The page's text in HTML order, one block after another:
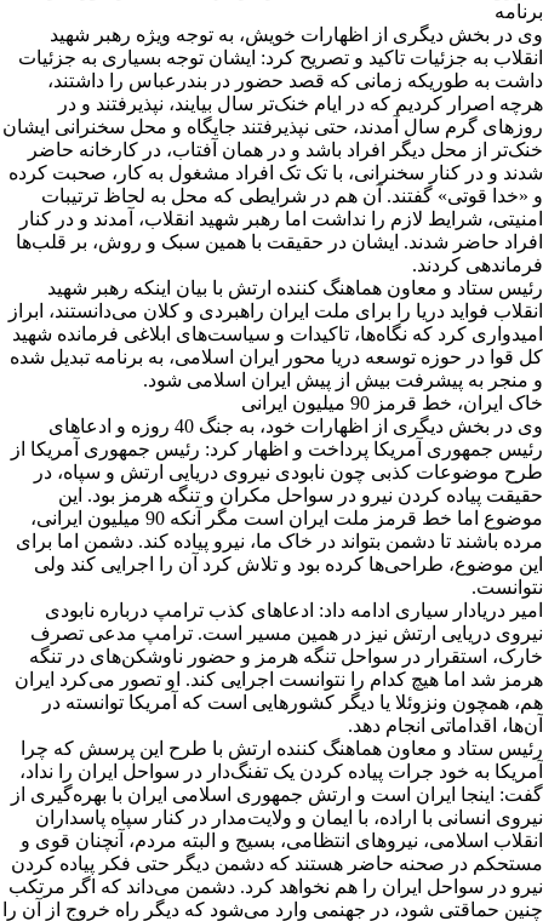
برنامه
وی در بخش دیگری از اظهارات خویش، به توجه ویژه رهبر شهید
انقلاب به جزئیات تاکید و تصریح کرد: ایشان توجه بسیاری به جزئیات
داشت به طوریکه زمانی که قصد حضور در بندرعباس را داشتند،
هرچه اصرار کردیم که در ایام خنک‌تر سال بیایند، نپذیرفتند و در
روزهای گرم سال آمدند، حتی نپذیرفتند جایگاه و محل سخنرانی ایشان
خنک‌تر از محل دیگر افراد باشد و در همان آفتاب، در کارخانه حاضر
شدند و در کنار سخنرانی، با تک تک افراد مشغول به کار، صحبت کرده
و «خدا قوتی» گفتند. آن هم در شرایطی که محل به لحاظ ترتیبات
امنیتی، شرایط لازم را نداشت اما رهبر شهید انقلاب، آمدند و در کنار
افراد حاضر شدند. ایشان در حقیقت با همین سبک و روش، بر قلب‌ها
فرماندهی کردند.
رئیس ستاد و معاون هماهنگ کننده ارتش با بیان اینکه رهبر شهید
انقلاب فواید دریا را برای ملت ایران راهبردی و کلان می‌دانستند، ابراز
امیدواری کرد که نگاه‌ها، تاکیدات و سیاست‌های ابلاغی فرمانده شهید
کل قوا در حوزه توسعه دریا محور ایران اسلامی، به برنامه تبدیل شده
و منجر به پیشرفت بیش از پیش ایران اسلامی شود.
خاک ایران، خط قرمز 90 میلیون ایرانی
وی در بخش دیگری از اظهارات خود، به جنگ 40 روزه و ادعاهای
رئیس جمهوری آمریکا پرداخت و اظهار کرد: رئیس جمهوری آمریکا از
طرح موضوعات کذبی چون نابودی نیروی دریایی ارتش و سپاه، در
حقیقت پیاده کردن نیرو در سواحل مکران و تنگه هرمز بود. این
موضوع اما خط قرمز ملت ایران است مگر آنکه 90 میلیون ایرانی،
مرده باشند تا دشمن بتواند در خاک ما، نیرو پیاده کند. دشمن اما برای
این موضوع، طراحی‌ها کرده بود و تلاش کرد آن را اجرایی کند ولی
نتوانست.
امیر دریادار سیاری ادامه داد: ادعاهای کذب ترامپ درباره نابودی
نیروی دریایی ارتش نیز در همین مسیر است. ترامپ مدعی تصرف
خارک، استقرار در سواحل تنگه هرمز و حضور ناوشکن‌های در تنگه
هرمز شد اما هیچ کدام را نتوانست اجرایی کند. او تصور می‌کرد ایران
هم، همچون ونزوئلا یا دیگر کشورهایی است که آمریکا توانسته در
آن‌ها، اقداماتی انجام دهد.
رئیس ستاد و معاون هماهنگ کننده ارتش با طرح این پرسش که چرا
آمریکا به خود جرات پیاده کردن یک تفنگ‌دار در سواحل ایران را نداد،
گفت: اینجا ایران است و ارتش جمهوری اسلامی ایران با بهره‌گیری از
نیروی انسانی با اراده، با ایمان و ولایت‌مدار در کنار سپاه پاسداران
انقلاب اسلامی، نیروهای انتظامی، بسیج و البته مردم، آنچنان قوی و
مستحکم در صحنه حاضر هستند که دشمن دیگر حتی فکر پیاده کردن
نیرو در سواحل ایران را هم نخواهد کرد. دشمن می‌داند که اگر مرتکب
چنین حماقتی شود، در جهنمی وارد می‌شود که دیگر راه خروج از آن را